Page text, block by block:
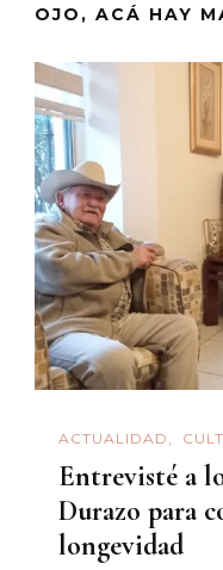
OJO, ACÁ HAY
ACTUALIDAD
Entrevisté a
Durazo para
longevidad